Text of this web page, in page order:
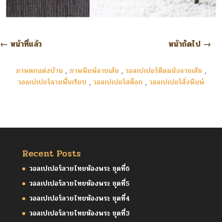
← หน้าที่แล้ว หน้าถัดไป →
ภาพตกแต่งบ้าน , ภาพพิมพ์ลายเส้น , วอลเปเปอร์ติดผนังลายเส้น ,
วอลเปเปอร์ลายพื้นเรียบ , วอลเปเปอร์สต็อก , วอลเปเปอร์สั่งพิมพ์
Recent Posts
วอลเปเปอร์ลายไทยห้องพระ ชุดที่6
วอลเปเปอร์ลายไทยห้องพระ ชุดที่5
วอลเปเปอร์ลายไทยห้องพระ ชุดที่4
วอลเปเปอร์ลายไทยห้องพระ ชุดที่3